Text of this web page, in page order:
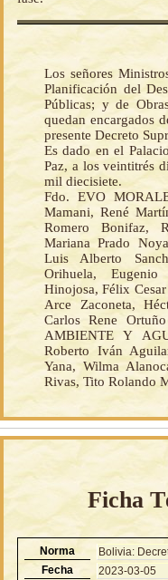
Los señores
Planificación del
Públicas; y de
quedan encargados
presente Decreto
Es dado en el
Paz, a los veintitrés
mil diecisiete.
Fdo. EVO
Mamani, René
Romero Bonifaz,
Mariana Prado
Luis Alberto
Orihuela,
Hinojosa, Félix
Arce Zaconeta,
Carlos Rene
AMBIENTE Y
Roberto Iván
Yana, Wilma
Rivas, Tito Rolando
Ficha
Norma
Bolivia:
Fecha
2023-03-05